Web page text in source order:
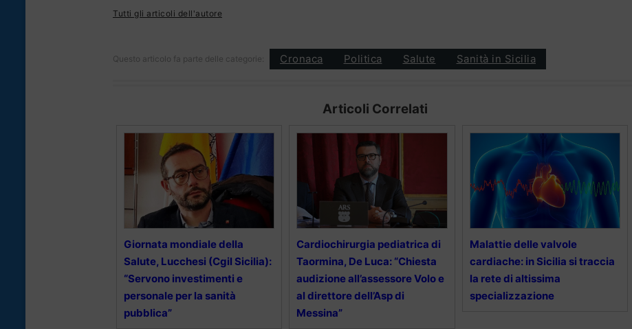
Tutti gli articoli dell'autore
Questo articolo fa parte delle categorie: Cronaca Politica Salute Sanità in Sicilia
Articoli Correlati
Giornata mondiale della
Salute, Lucchesi (Cgil Sicilia):
“Servono investimenti e
personale per la sanità
pubblica”
Cardiochirurgia pediatrica di
Taormina, De Luca: “Chiesta
audizione all’assessore Volo e
al direttore dell’Asp di
Messina”
Malattie delle valvole
cardiache: in Sicilia si traccia
la rete di altissima
specializzazione